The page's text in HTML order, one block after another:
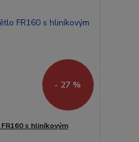
- 27 %
s hliníkovým